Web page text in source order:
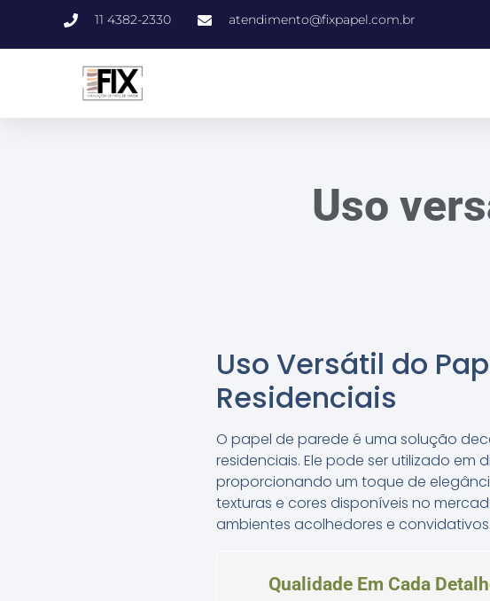
11 4382-2330 atendimento@fixpapel.com.br
Uso
Uso Versátil do
Residenciais
O papel de parede é uma solução
residenciais. Ele pode ser utilizado em
proporcionando um toque de
texturas e cores disponíveis no
ambientes acolhedores e convidativos.
Qualidade Em Cada